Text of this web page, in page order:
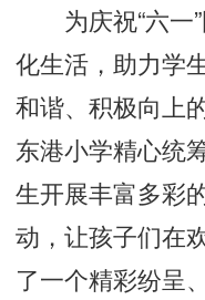
为庆祝“六一”
化生活，助力学
和谐、积极向上
东港小学精心统
生开展丰富多彩
动，让孩子们在
了一个精彩纷呈